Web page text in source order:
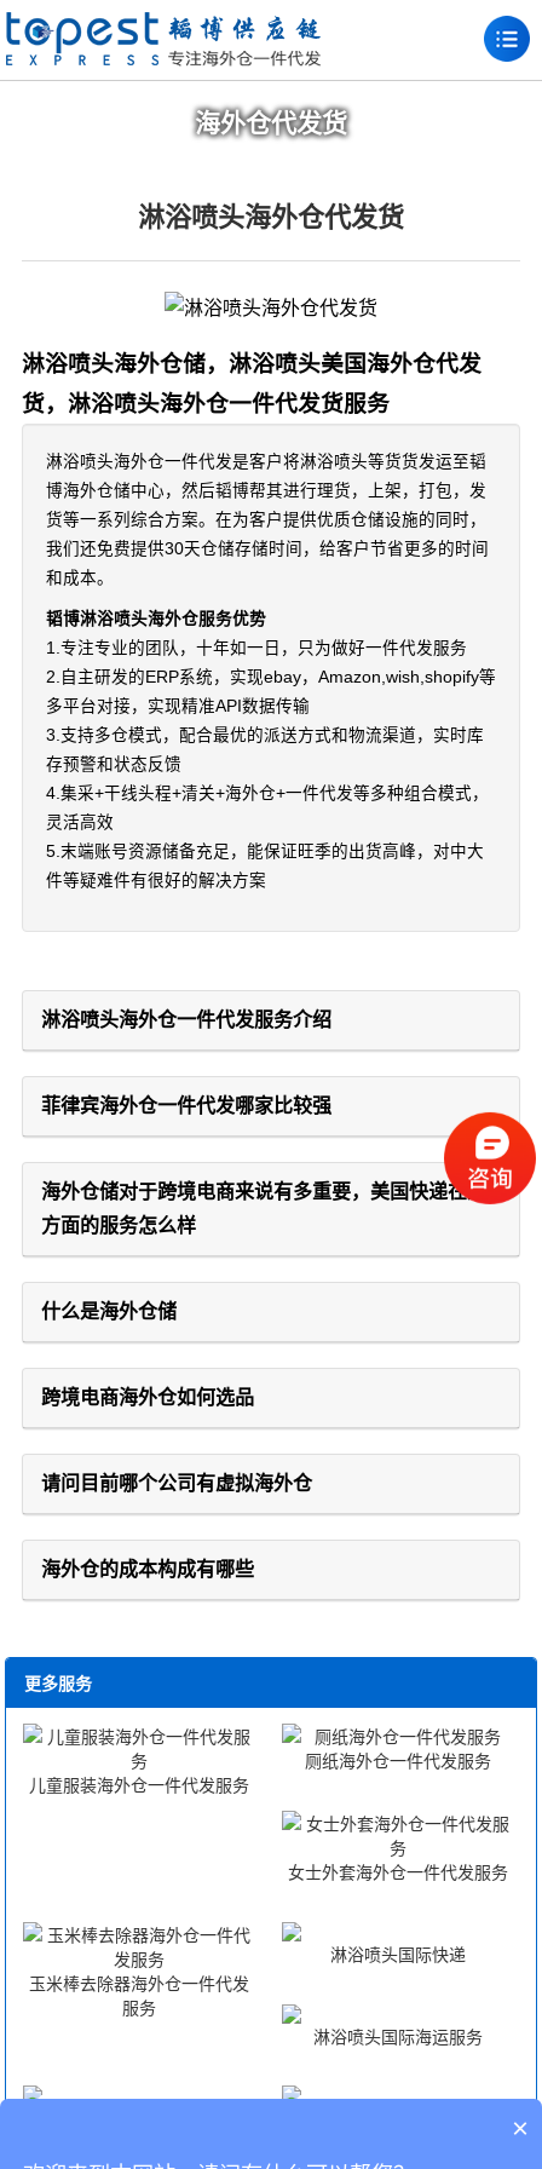
海外仓代发货
淋浴喷头海外仓代发货
淋浴喷头海外仓储，淋浴喷头美国海外仓代发
货，淋浴喷头海外仓一件代发货服务
淋浴喷头海外仓一件代发是客户将淋浴喷头等货货发运至韬
博海外仓储中心，然后韬博帮其进行理货，上架，打包，发
货等一系列综合方案。在为客户提供优质仓储设施的同时，
我们还免费提供30天仓储存储时间，给客户节省更多的时间
和成本。
韬博淋浴喷头海外仓服务优势
1.专注专业的团队，十年如一日，只为做好一件代发服务
2.自主研发的ERP系统，实现ebay，Amazon,wish,shopify等
多平台对接，实现精准API数据传输
3.支持多仓模式，配合最优的派送方式和物流渠道，实时库
存预警和状态反馈
4.集采+干线头程+清关+海外仓+一件代发等多种组合模式，
灵活高效
5.末端账号资源储备充足，能保证旺季的出货高峰，对中大
件等疑难件有很好的解决方案
淋浴喷头海外仓一件代发服务介绍
菲律宾海外仓一件代发哪家比较强
海外仓储对于跨境电商来说有多重要，美国快递在这
方面的服务怎么样
什么是海外仓储
跨境电商海外仓如何选品
请问目前哪个公司有虚拟海外仓
海外仓的成本构成有哪些
更多服务
儿童服装海外仓一件代发服务
厕纸海外仓一件代发服务
女士外套海外仓一件代发服务
玉米棒去除器海外仓一件代发
服务
淋浴喷头国际快递
淋浴喷头国际海运服务
×